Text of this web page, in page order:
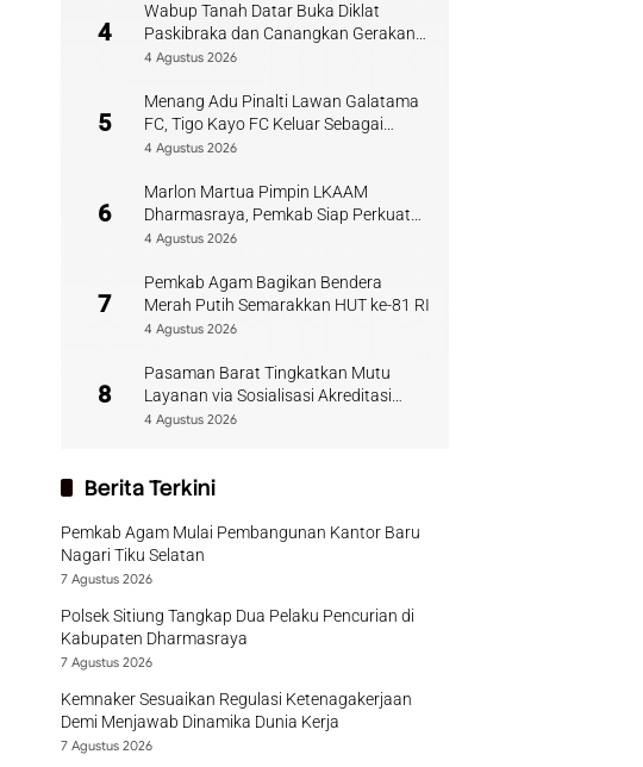
4
Wabup Tanah Datar Buka Diklat
Paskibraka dan Canangkan Gerakan
Bendera
4 Agustus 2026
5
Menang Adu Pinalti Lawan Galatama
FC, Tigo Kayo FC Keluar Sebagai
Juara Piala Walikota Payakumbuh
4 Agustus 2026
6
Marlon Martua Pimpin LKAAM
Dharmasraya, Pemkab Siap Perkuat
Sinergi Adat
4 Agustus 2026
7
Pemkab Agam Bagikan Bendera
Merah Putih Semarakkan HUT ke-81 RI
4 Agustus 2026
8
Pasaman Barat Tingkatkan Mutu
Layanan via Sosialisasi Akreditasi
Perpustakaan 2026
4 Agustus 2026
Berita Terkini
Pemkab Agam Mulai Pembangunan Kantor Baru
Nagari Tiku Selatan
7 Agustus 2026
Polsek Sitiung Tangkap Dua Pelaku Pencurian di
Kabupaten Dharmasraya
7 Agustus 2026
Kemnaker Sesuaikan Regulasi Ketenagakerjaan
Demi Menjawab Dinamika Dunia Kerja
7 Agustus 2026